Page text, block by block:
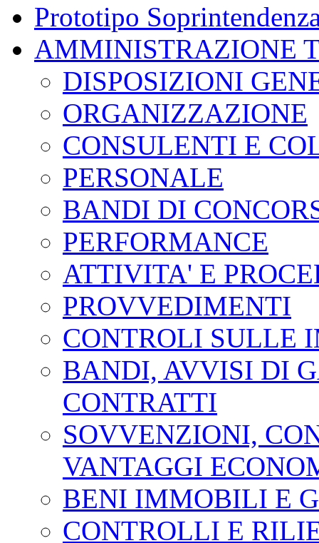
Prototipo
AMMINISTRAZIONE
DISPOSIZIONI
ORGANIZZAZIONE
CONSULENTI E
PERSONALE
BANDI DI
PERFORMANCE
ATTIVITA' E
PROVVEDIMENTI
CONTROLI SULLE
BANDI, AVVISI DI
CONTRATTI
SOVVENZIONI,
VANTAGGI
BENI IMMOBILI E
CONTROLLI E